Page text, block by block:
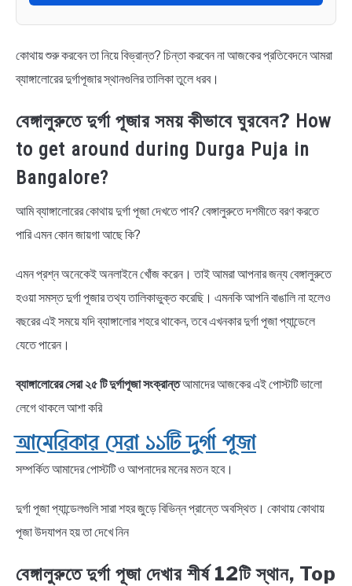
কোথায় শুরু করবেন তা নিয়ে বিভ্রান্ত? চিন্তা করবেন না আজকের প্রতিবেদনে আমরা
ব্যাঙ্গালোরের দুর্গাপূজার স্থানগুলির তালিকা তুলে ধরব।
বেঙ্গালুরুতে দুর্গা পূজার সময় কীভাবে ঘুরবেন? How
to get around during Durga Puja in
Bangalore?
আমি ব্যাঙ্গালোরের কোথায় দুর্গা পূজা দেখতে পাব? বেঙ্গালুরুতে দশমীতে বরণ করতে
পারি এমন কোন জায়গা আছে কি?
এমন প্রশ্ন অনেকেই অনলাইনে খোঁজ করেন। তাই আমরা আপনার জন্য বেঙ্গালুরুতে
হওয়া সমস্ত দুর্গা পূজার তথ্য তালিকাভুক্ত করেছি। এমনকি আপনি বাঙালি না হলেও
বছরের এই সময়ে যদি ব্যাঙ্গালোর শহরে থাকেন, তবে এখনকার দুর্গা পূজা প্যান্ডেলে
যেতে পারেন।
ব্যাঙ্গালোরের সেরা ২৫ টি দুর্গাপূজাসংক্রান্তআমাদের আজকের এই পোস্টটি ভালো
লেগে থাকলে আশা করি
আমেরিকার সেরা ১১টি দুর্গা পূজা
সম্পর্কিত আমাদের পোস্টটি ও আপনাদের মনের মতন হবে।
দুর্গা পূজা প্যান্ডেলগুলি সারা শহর জুড়ে বিভিন্ন প্রান্তে অবস্থিত। কোথায় কোথায়
পূজা উদযাপন হয় তা দেখে নিন
বেঙ্গালুরুতে দুর্গা পূজা দেখার শীর্ষ 12টি স্থান, Top